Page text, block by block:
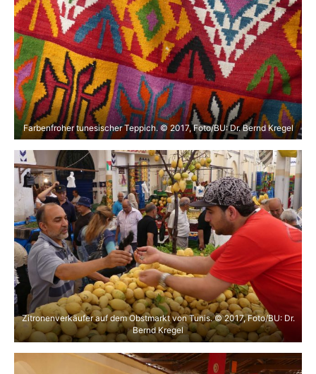
Farbenfroher tunesischer Teppich. © 2017, Foto/BU: Dr. Bernd Kregel
Zitronenverkäufer auf dem Obstmarkt von Tunis. © 2017, Foto/BU: Dr.
Bernd Kregel